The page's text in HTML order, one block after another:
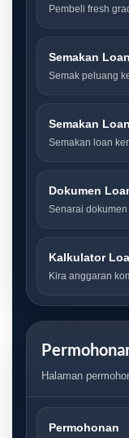
Pembeli fresh
Semakan Loan
Semak peluang
Semakan
Semakan loan
Dokumen
Senarai
Kalkulator
Kira anggaran
Halaman
Permohonan